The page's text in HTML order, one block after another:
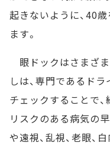
起きないように、40
ます。
眼ドックはさまざ
しは、専門であるド
チェックすることで
リスクのある病気の
や遠視、乱視、老眼、